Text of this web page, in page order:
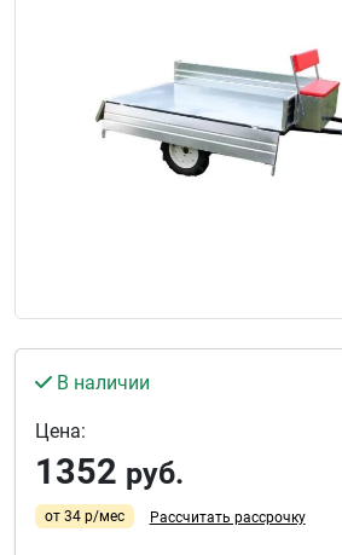
В наличии
Цена:
1352 руб.
от 34 р/мес Рассчитать рассрочку